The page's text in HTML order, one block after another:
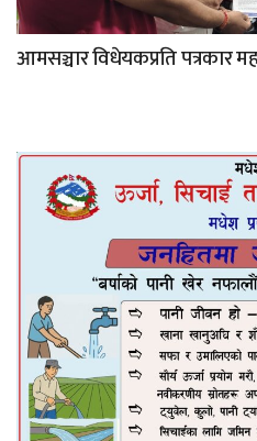
आमसञ्चार विधेयकप्रति पत्रकार